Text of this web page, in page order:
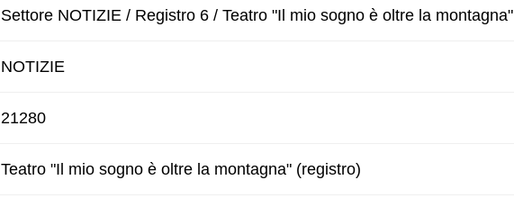
Settore NOTIZIE / Registro 6 / Teatro "Il mio sogno è oltre la montagna"
NOTIZIE
21280
Teatro "Il mio sogno è oltre la montagna" (registro)